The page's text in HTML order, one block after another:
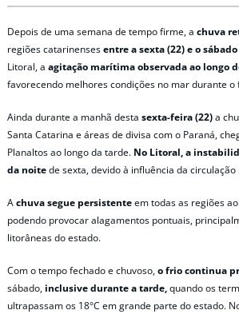
Depois de uma semana de tempo firme, a chuva
regiões catarinensesentre a sexta (22) e o sábado
Litoral, a agitação marítima observada ao longo
favorecendo melhores condições no mar durante o
Ainda durante a manhã desta sexta-feira (22)a
Santa Catarina e áreas de divisa com o Paraná,
Planaltos ao longo da tarde. No Litoral, a
da noitede sexta, devido à influência da
Achuva segue persistenteem todas as regiões
podendo provocar alagamentos pontuais,
litorâneas do estado.
Com o tempo fechado e chuvoso,o frio continua
sábado, inclusive durante a tarde,quando os
ultrapassam os 18°C em grande parte do estado.